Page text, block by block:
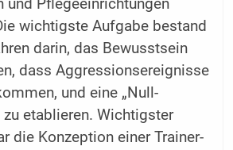
und Pflegeeinrichtungen
wichtigste Aufgabe bestand
darin, das Bewusstsein
dass Aggressionsereignisse
und eine „Null-
zu etablieren. Wichtigster
die Konzeption einer Trainer-